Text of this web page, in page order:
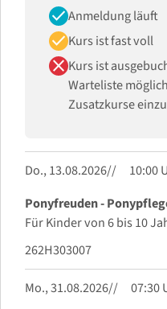
checkAnmeldung läuft
checkKurs ist fast voll
closeKurs ist
Warteliste
Zusatzkurse
Do., 13.08.2026
10:00
Ponyfreuden -
Für Kinder von 6 bis 10
262H303007
Mo., 31.08.2026
07:30